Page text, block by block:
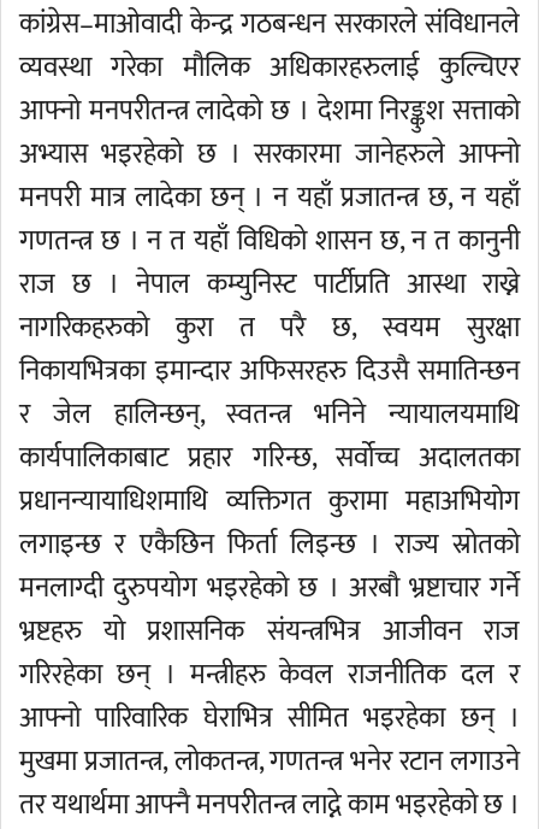
कांग्रेस–माओवादी केन्द्र गठबन्धन सरकारले संविधानले
व्यवस्था गरेका मौलिक अधिकारहरुलाई कुल्चिएर
आफ्नो मनपरीतन्त्र लादेको छ । देशमा निरङ्कुश सत्ताको
अभ्यास भइरहेको छ । सरकारमा जानेहरुले आफ्नो
मनपरी मात्र लादेका छन् । न यहाँ प्रजातन्त्र छ, न यहाँ
गणतन्त्र छ । न त यहाँ विधिको शासन छ, न त कानुनी
राज छ । नेपाल कम्युनिस्ट पार्टीप्रति आस्था राख्ने
नागरिकहरुको कुरा त परै छ, स्वयम सुरक्षा
निकायभित्रका इमान्दार अफिसरहरु दिउसै समातिन्छन
र जेल हालिन्छन्, स्वतन्त्र भनिने न्यायालयमाथि
कार्यपालिकाबाट प्रहार गरिन्छ, सर्वोच्च अदालतका
प्रधानन्यायाधिशमाथि व्यक्तिगत कुरामा महाअभियोग
लगाइन्छ र एकैछिन फिर्ता लिइन्छ । राज्य स्रोतको
मनलाग्दी दुरुपयोग भइरहेको छ । अरबौ भ्रष्टाचार गर्ने
भ्रष्टहरु यो प्रशासनिक संयन्त्रभित्र आजीवन राज
गरिरहेका छन् । मन्त्रीहरु केवल राजनीतिक दल र
आफ्नो पारिवारिक घेराभित्र सीमित भइरहेका छन् ।
मुखमा प्रजातन्त्र, लोकतन्त्र, गणतन्त्र भनेर रटान लगाउने
तर यथार्थमा आफ्नै मनपरीतन्त्र लाद्ने काम भइरहेको छ ।